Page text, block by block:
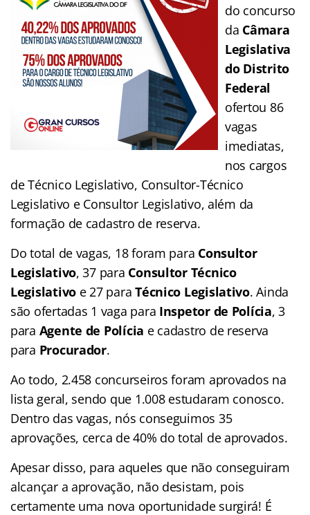
do concurso
da Câmara
Legislativa
do Distrito
Federal
ofertou 86
vagas
imediatas,
nos cargos
de Técnico Legislativo, Consultor-Técnico
Legislativo e Consultor Legislativo, além da
formação de cadastro de reserva.
Do total de vagas, 18 foram para Consultor
Legislativo, 37 para Consultor Técnico
Legislativo e 27 para Técnico Legislativo. Ainda
são ofertadas 1 vaga para Inspetor de Polícia, 3
para Agente de Polícia e cadastro de reserva
para Procurador.
Ao todo, 2.458 concurseiros foram aprovados na
lista geral, sendo que 1.008 estudaram conosco.
Dentro das vagas, nós conseguimos 35
aprovações, cerca de 40% do total de aprovados.
Apesar disso, para aqueles que não conseguiram
alcançar a aprovação, não desistam, pois
certamente uma nova oportunidade surgirá! É